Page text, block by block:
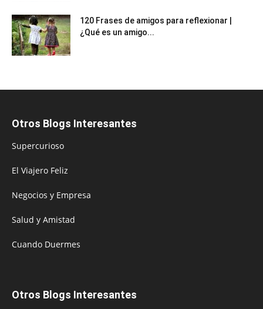
120 Frases de amigos para reflexionar |
¿Qué es un amigo...
Otros Blogs Interesantes
Supercurioso
El Viajero Feliz
Negocios y Empresa
Salud y Amistad
Cuando Duermes
Otros Blogs Interesantes